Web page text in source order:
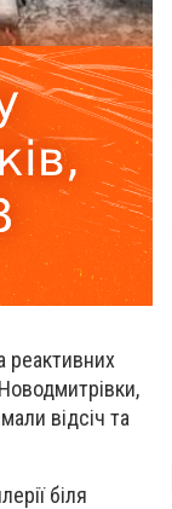
реактивних
відсіч та
біля